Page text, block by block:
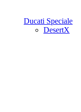
Ducati Speciale
DesertX